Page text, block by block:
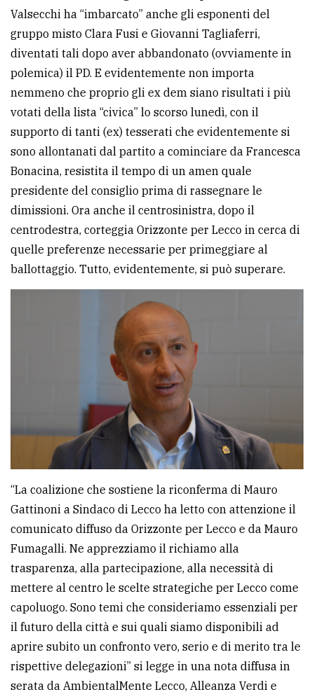
Ricerca
avanzata
LE
ALTRE
PRIVACY
Privacy
policy
Valsecchi ha “imbarcato” anche gli esponenti del
gruppo misto Clara Fusi e Giovanni Tagliaferri,
diventati tali dopo aver abbandonato (ovviamente in
polemica) il PD. E evidentemente non importa
nemmeno che proprio gli ex dem siano risultati i più
votati della lista “civica” lo scorso lunedì, con il
supporto di tanti (ex) tesserati che evidentemente si
sono allontanati dal partito a cominciare da Francesca
Bonacina, resistita il tempo di un amen quale
presidente del consiglio prima di rassegnare le
dimissioni. Ora anche il centrosinistra, dopo il
centrodestra, corteggia Orizzonte per Lecco in cerca di
quelle preferenze necessarie per primeggiare al
ballottaggio. Tutto, evidentemente, si può superare.
“La coalizione che sostiene la riconferma di Mauro
Gattinoni a Sindaco di Lecco ha letto con attenzione il
comunicato diffuso da Orizzonte per Lecco e da Mauro
Fumagalli. Ne apprezziamo il richiamo alla
trasparenza, alla partecipazione, alla necessità di
mettere al centro le scelte strategiche per Lecco come
capoluogo. Sono temi che consideriamo essenziali per
il futuro della città e sui quali siamo disponibili ad
aprire subito un confronto vero, serio e di merito tra le
rispettive delegazioni” si legge in una nota diffusa in
serata da AmbientalMente Lecco, Alleanza Verdi e